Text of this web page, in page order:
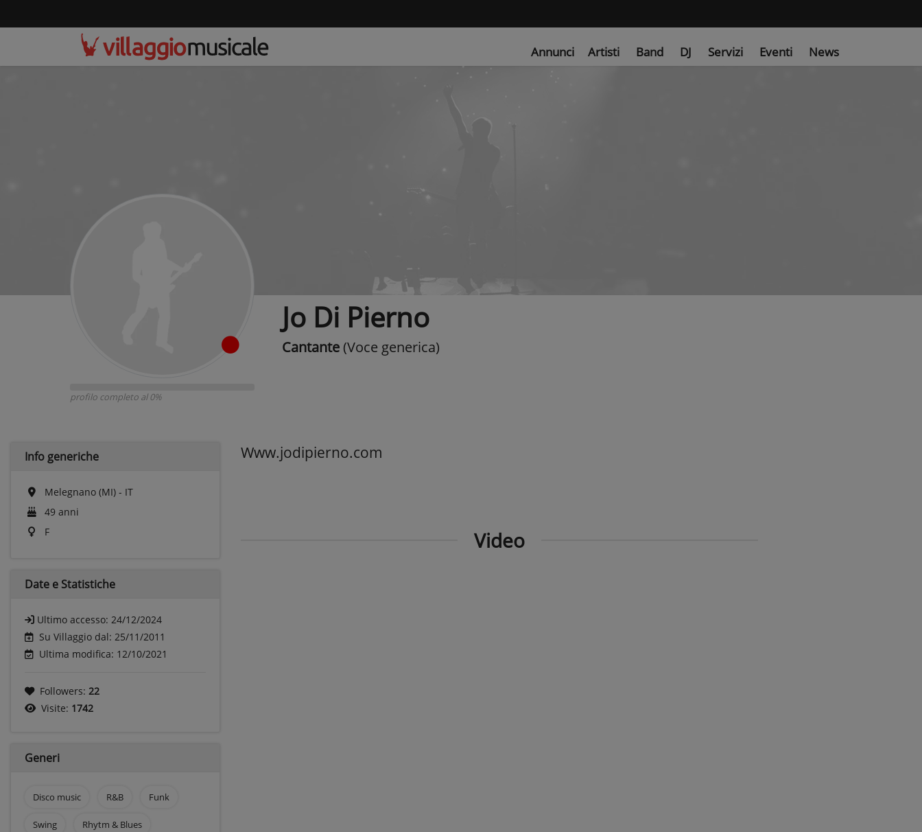
Annunci Artisti Band DJ Servizi Eventi News
profilo completo al 0%
Jo Di Pierno
Cantante (Voce generica)
Info generiche
Melegnano (MI) - IT
49 anni
F
Date e Statistiche
Ultimo accesso: 24/12/2024
Su Villaggio dal: 25/11/2011
Ultima modifica: 12/10/2021
Followers: 22
Visite: 1742
Generi
Disco music R&B Funk
Swing Rhytm & Blues
Www.jodipierno.com
Video